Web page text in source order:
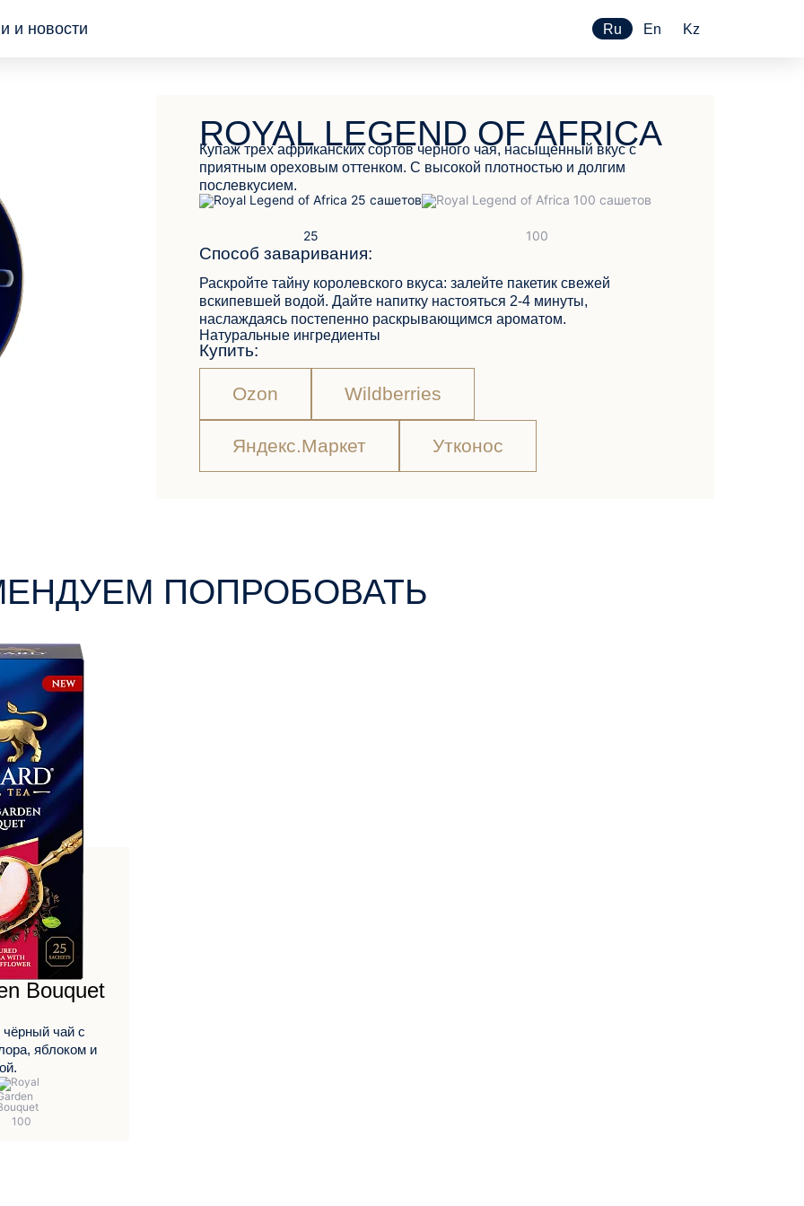
и новости Ru En Kz
ROYAL LEGEND OF AFRICA
Купаж трех африканских сортов черного чая, насыщенный вкус c
приятным ореховым оттенком. С высокой плотностью и долгим
послевкусием.
Способ заваривания:
Раскройте тайну королевского вкуса: залейте пакетик свежей
вскипевшей водой. Дайте напитку настояться 2-4 минуты,
наслаждаясь постепенно раскрывающимся ароматом.
Натуральные ингредиенты
Купить:
Ozon Wildberries
Яндекс.Маркет Утконос
ПОПРОБОВАТЬ
Bouquet
чай с
яблоком и
ОБРАТНАЯ СВЯЗЬ